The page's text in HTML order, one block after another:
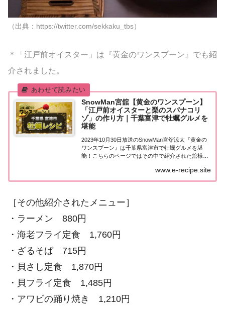
（出典：https://twitter.com/sekkaku_tbs）
＊「江戸前オイスター」は『黄金のワンスプーン』でも紹
介されました。
SnowMan宮舘【黄金のワンスプーン】
「江戸前オイスターと梨のスパナコリ
ゾ」の作り方｜千葉富津で牡蠣グルメを
堪能
2023年10月30日放送のSnowMan宮舘涼太『黄金の
ワンスプーン』は千葉県富津市で牡蠣グルメを堪
能！こちらのページではその中で紹介された舘様の
ゾ」や訪れたお店やグルメについてまとめまし
た。...
www.e-recipe.site
［その他紹介されたメニュー］
・ラーメン 880円
・海老フライ定食 1,760円
・ざるそば 715円
・貝さし定食 1,870円
・貝フライ定食 1,485円
・アワビの踊り焼き 1,210円